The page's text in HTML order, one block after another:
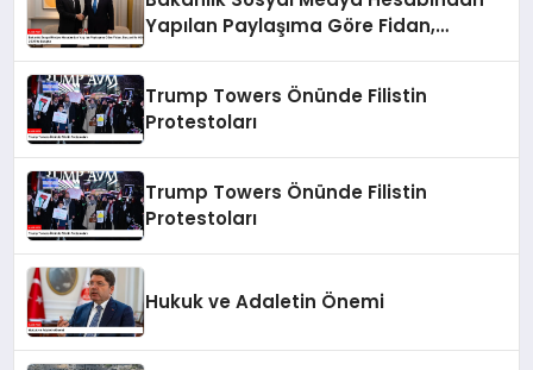
Yapılan Paylaşıma Göre Fidan,
Trump Towers Önünde Filistin
Protestoları
Trump Towers Önünde Filistin
Protestoları
Hukuk ve Adaletin Önemi